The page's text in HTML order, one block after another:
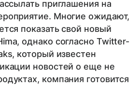
приглашения на
Многие ожидают,
показать свой новый
однако согласно Twitter-
который известен
новостей о еще не
компания готовится